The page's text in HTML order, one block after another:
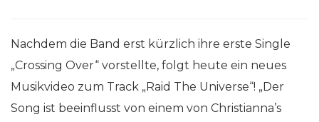
Nachdem die Band erst kürzlich ihre erste Single
„Crossing Over“ vorstellte, folgt heute ein neues
Musikvideo zum Track „Raid The Universe“! „Der
Song ist beeinflusst von einem von Christianna’s